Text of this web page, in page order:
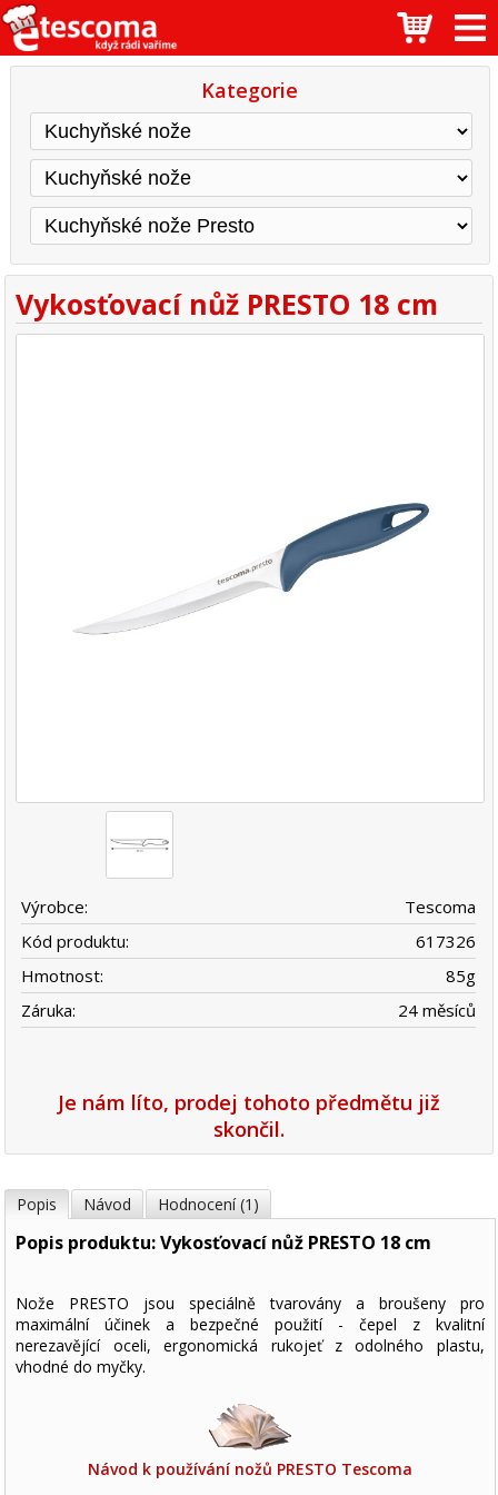
Kategorie
Vykosťovací nůž PRESTO 18 cm
Výrobce:
Tescoma
Kód produktu:
617326
Hmotnost:
85g
Záruka:
24 měsíců
Je nám líto, prodej tohoto předmětu již
skončil.
Popis Návod Hodnocení (1)
Popis produktu: Vykosťovací nůž PRESTO 18 cm
Nože PRESTO jsou speciálně tvarovány a broušeny pro
maximální účinek a bezpečné použití - čepel z kvalitní
nerezavějící oceli, ergonomická rukojeť z odolného plastu,
vhodné do myčky.
Návod k používání nožů PRESTO Tescoma